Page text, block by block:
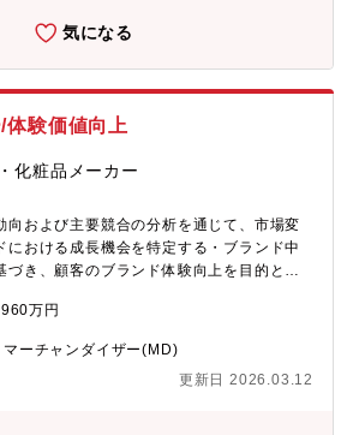
POPやWEBサイト、コラボグッズなどのデ
に問題がないかの確認・監修■協力会社との
】■裁量権があり活躍の場が広い年次に関わ
ジェクトを引っ張り、大活躍しています。■
頭POPを多くのお客様が手に取る瞬間を直
。SNSでトレンド入りするような話題の企
数あります。■充実の育成環境と柔軟な働
制度やフレックスタイム制なども活用も可
プロモ+メーカー機能を併せ持つ独創的な企
★全国規模のキャンペーンや企画に携われ
気になる
験価値向上
化粧品メーカー
向および主要競合の分析を通じて、市場変
における成長機会を特定する・ブランド中
づき、顧客のブランド体験向上を目的とし
顧客体験およびインタラクティブコンテン
する・ブランドホルダーのVMD担当者とし
び主要国の担当者と連携し、カウンター導
ターデザイン調整をリードする・ブランド
万円
マーチャンダイザー(MD)
更新日 2026.03.12